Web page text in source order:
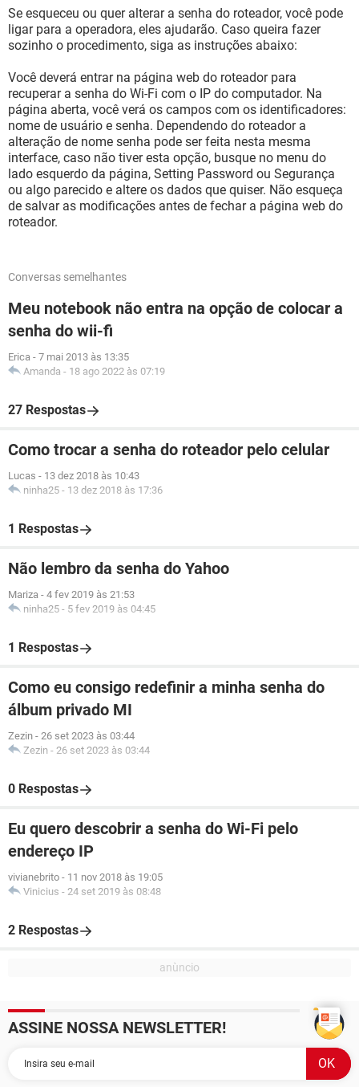
Se esqueceu ou quer alterar a senha do roteador, você pode
ligar para a operadora, eles ajudarão. Caso queira fazer
sozinho o procedimento, siga as instruções abaixo:
Você deverá entrar na página web do roteador para
recuperar a senha do Wi-Fi com o IP do computador. Na
página aberta, você verá os campos com os identificadores:
nome de usuário e senha. Dependendo do roteador a
alteração de nome senha pode ser feita nesta mesma
interface, caso não tiver esta opção, busque no menu do
lado esquerdo da página, Setting Password ou Segurança
ou algo parecido e altere os dados que quiser. Não esqueça
de salvar as modificações antes de fechar a página web do
roteador.
Conversas semelhantes
Meu notebook não entra na opção de colocar a
senha do wii-fi
Erica - 7 mai 2013 às 13:35
Amanda - 18 ago 2022 às 07:19
27 Respostas
Como trocar a senha do roteador pelo celular
Lucas - 13 dez 2018 às 10:43
ninha25 - 13 dez 2018 às 17:36
1 Respostas
Não lembro da senha do Yahoo
Mariza - 4 fev 2019 às 21:53
ninha25 - 5 fev 2019 às 04:45
1 Respostas
Como eu consigo redefinir a minha senha do
álbum privado MI
Zezin - 26 set 2023 às 03:44
Zezin - 26 set 2023 às 03:44
0 Respostas
Eu quero descobrir a senha do Wi-Fi pelo
endereço IP
vivianebrito - 11 nov 2018 às 19:05
Vinicius - 24 set 2019 às 08:48
2 Respostas
ASSINE NOSSA NEWSLETTER!